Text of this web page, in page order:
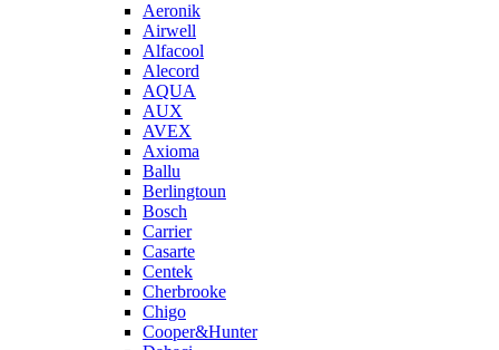
Aeronik
Airwell
Alfacool
Alecord
AQUA
AUX
AVEX
Axioma
Ballu
Berlingtoun
Bosch
Carrier
Casarte
Centek
Cherbrooke
Chigo
Cooper&Hunter